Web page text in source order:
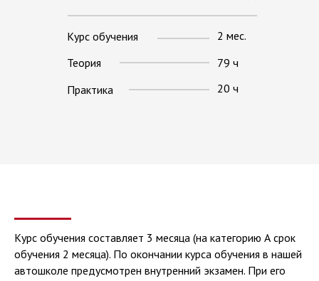
Курс обучения
Теория
Практика
2 мес.
79 ч
20 ч
В
АВ
Курс обучения составляет 3 месяца (на категорию А срок
обучения 2 месяца). По окончании курса обучения в нашей
автошколе предусмотрен внутренний экзамен. При его